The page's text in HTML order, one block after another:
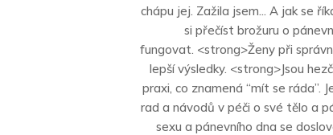
chápu jej. Zažila jsem... A jak se
si přečíst brožuru o
fungovat. <strong>Ženy při
lepší výsledky. <strong>Jsou
praxi, co znamená “mít se ráda”.
rad a návodů v péči o své tělo a
sexu a pánevního dna se